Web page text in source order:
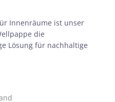
Innenräume ist unser
die
Lösung für nachhaltige